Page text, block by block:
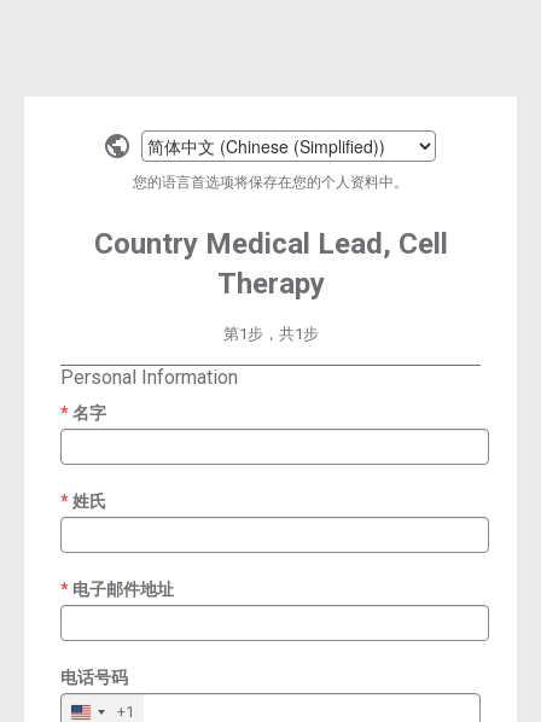
Select
language
您的语言首选项将保存在您的个人资料中。
Country Medical Lead, Cell
Therapy
第1步，共1步
Personal Information
名字
required
姓氏
required
电子邮件地址
required
电话号码
+1